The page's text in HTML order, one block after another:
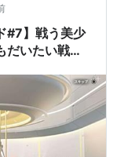
ている。 なら
#7】戦う美少
いたい戦っ